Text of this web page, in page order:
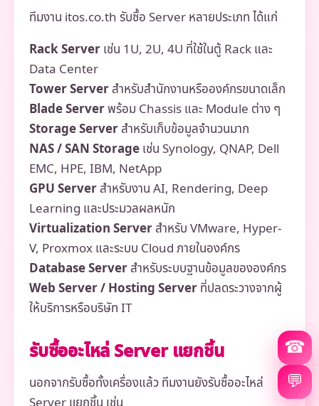
ทีมงาน itos.co.th รับซื้อ Server หลายประเภท ได้แก่
Rack Serverเช่น 1U, 2U, 4U ที่ใช้ในตู้ Rack และ
Data Center
Tower Serverสำหรับสำนักงานหรือองค์กรขนาดเล็ก
Blade Serverพร้อม Chassis และ Module ต่าง ๆ
Storage Serverสำหรับเก็บข้อมูลจำนวนมาก
NAS / SAN Storageเช่น Synology, QNAP, Dell
EMC, HPE, IBM, NetApp
GPU Serverสำหรับงาน AI, Rendering, Deep
Learning และประมวลผลหนัก
Virtualization Serverสำหรับ VMware, Hyper-
V, Proxmox และระบบ Cloud ภายในองค์กร
Database Serverสำหรับระบบฐานข้อมูลขององค์กร
Web Server / Hosting Serverที่ปลดระวางจากผู้
ให้บริการหรือบริษัท IT
รับซื้ออะไหล่ Server แยกชิ้น
นอกจากรับซื้อทั้งเครื่องแล้ว ทีมงานยังรับซื้ออะไหล่
☎
💬